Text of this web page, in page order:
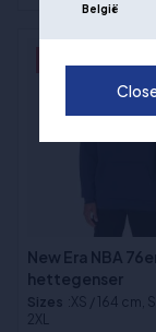
New Era NBA
hettegenser
Sizes :XS / 164 cm,
2XL
België